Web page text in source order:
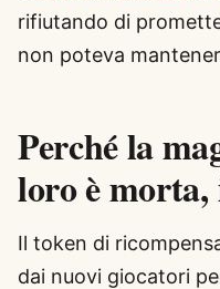
rifiutando di
non poteva
Perché la
loro è
Il token di
dai nuovi giocatori